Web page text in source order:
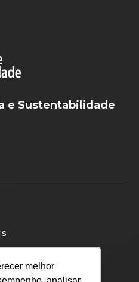
melhor
e Sustentabilidade